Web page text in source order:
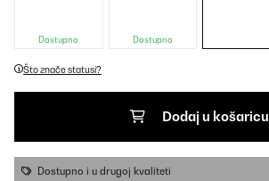
Dostupno Dostupno
Što znače statusi?
Dodaj u košaricu
Dostupno i u drugoj kvaliteti